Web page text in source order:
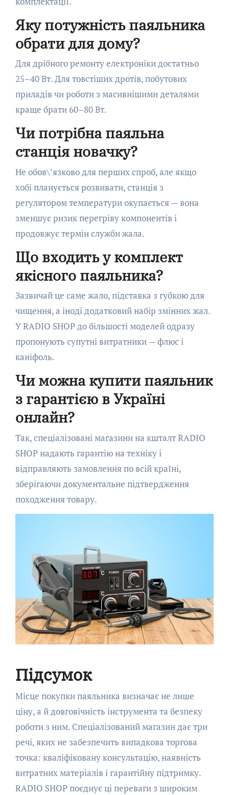
Яку потужність паяльника
обрати для дому?
Для дрібного ремонту електроніки достатньо
25–40 Вт. Для товстіших дротів, побутових
приладів чи роботи з масивнішими деталями
краще брати 60–80 Вт.
Чи потрібна паяльна
станція новачку?
Не обов\’язково для перших спроб, але якщо
хобі планується розвивати, станція з
регулятором температури окупається — вона
зменшує ризик перегріву компонентів і
продовжує термін служби жала.
Що входить у комплект
якісного паяльника?
Зазвичай це саме жало, підставка з губкою для
чищення, а іноді додатковий набір змінних жал.
У RADIO SHOP до більшості моделей одразу
пропонують супутні витратники — флюс і
каніфоль.
Чи можна купити паяльник
з гарантією в Україні
онлайн?
Так, спеціалізовані магазини на кшталт RADIO
SHOP надають гарантію на техніку і
відправляють замовлення по всій країні,
зберігаючи документальне підтвердження
походження товару.
Підсумок
Місце покупки паяльника визначає не лише
ціну, а й довговічність інструмента та безпеку
роботи з ним. Спеціалізований магазин дає три
речі, яких не забезпечить випадкова торгова
точка: кваліфіковану консультацію, наявність
витратних матеріалів і гарантійну підтримку.
RADIO SHOP поєднує ці переваги з широким